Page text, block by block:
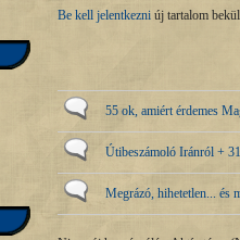
Be kell jelentkezni új tartalom
55 ok, amiért érdemes
Útibeszámoló Iránról +
Megrázó, hihetetlen... és